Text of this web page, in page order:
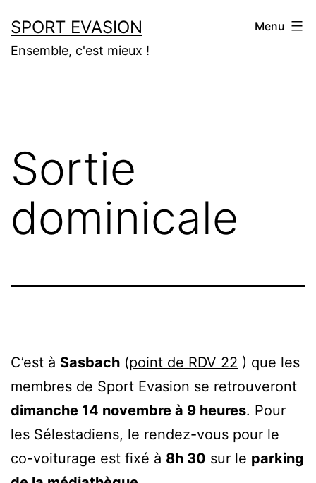
au
contenu
SPORT EVASION
Ensemble, c'est mieux !
Menu
Sortie
dominicale
C’est à Sasbach (point de RDV 22 ) que les
membres de Sport Evasion se retrouveront
dimanche 14 novembre à 9 heures. Pour
les Sélestadiens, le rendez-vous pour le
co-voiturage est fixé à 8h 30 sur le parking